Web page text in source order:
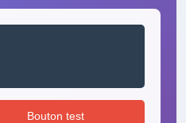
Bouton test